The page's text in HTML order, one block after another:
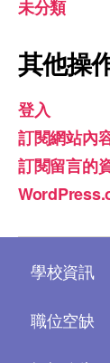
未分類
其他操
登入
訂閱網站內
訂閱留言的
學校資訊
職位空缺